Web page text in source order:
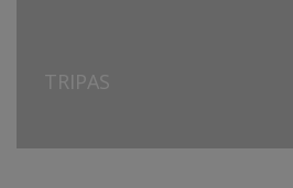
TRIPAS